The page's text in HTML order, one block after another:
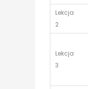
Lekcja
2
Lekcja
3